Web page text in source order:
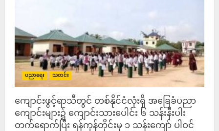
ပညာရေး သတင်း
ကျောင်းဖွင့်ရာသီတွင် တစ်နိုင်ငံလုံးရှိ အခြေခံပညာ
ကျောင်းများ၌ ကျောင်းသားပေါင်း ၆ သန်းနီးပါး
တက်ရောက်ပြီး ရန်ကုန်တိုင်းမှ ၁ သန်းကျော် ပါဝင်